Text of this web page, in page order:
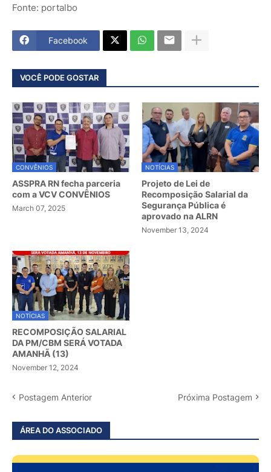
Fonte: portalbo
Facebook
VOCÊ PODE GOSTAR
CONVÊNIOS
ASSPRA RN fecha parceria
com a VCV CONVÊNIOS
March 07, 2025
NOTÍCIAS
Projeto de Lei de
Recomposição Salarial da
Segurança Pública é
aprovado na ALRN
November 13, 2024
NOTÍCIAS
RECOMPOSIÇÃO SALARIAL
DA PM/CBM SERÁ VOTADA
AMANHÃ (13)
November 12, 2024
Postagem Anterior Próxima Postagem
ÁREA DO ASSOCIADO